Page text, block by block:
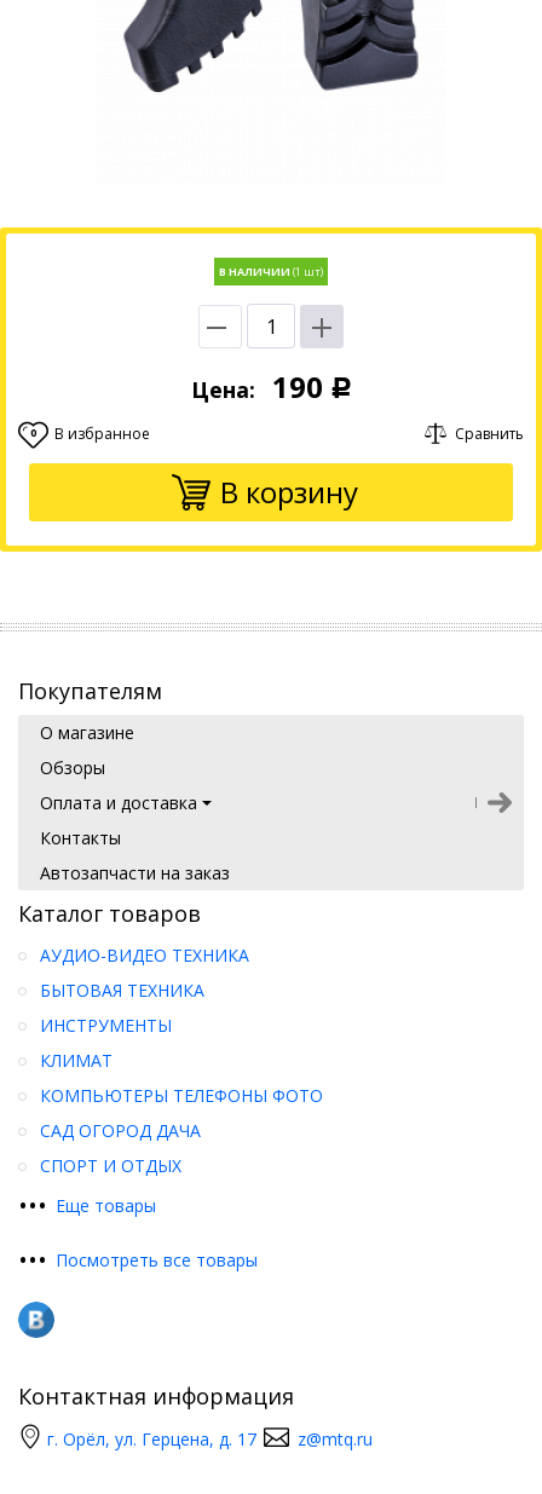
В НАЛИЧИИ
Цена: 190 Р
0 В избранное Сравнить
В корзину
Покупателям
О магазине
Обзоры
Оплата и доставка
Контакты
Автозапчасти на заказ
Каталог товаров
••• Еще товары
АУДИО-ВИДЕО ТЕХНИКА
БЫТОВАЯ ТЕХНИКА
ИНСТРУМЕНТЫ
КЛИМАТ
КОМПЬЮТЕРЫ ТЕЛЕФОНЫ ФОТО
САД ОГОРОД ДАЧА
СПОРТ И ОТДЫХ
••• Посмотреть все товары
Контактная информация
г. Орёл, ул. Герцена, д. 17 z@mtq.ru